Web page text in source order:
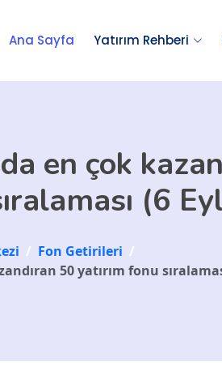
Ana Sayfa Yatırım Rehberi
en çok
(6
/ Fon Getirileri /
50 yatırım fonu